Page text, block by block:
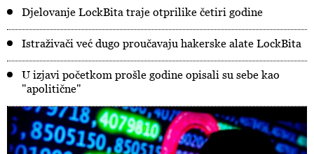
Djelovanje LockBita traje otprilike četiri godine
Istraživači već dugo proučavaju hakerske alate LockBita
U izjavi početkom prošle godine opisali su sebe kao
"apolitične"